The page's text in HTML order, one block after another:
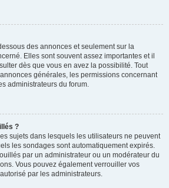
des annonces et seulement sur la
Elles sont souvent assez importantes et il
dès que vous en avez la possibilité. Tout
générales, les permissions concernant
administrateurs du forum.
?
sujets dans lesquels les utilisateurs ne peuvent
les sondages sont automatiquement expirés.
par un administrateur ou un modérateur du
Vous pouvez également verrouiller vos
par les administrateurs.